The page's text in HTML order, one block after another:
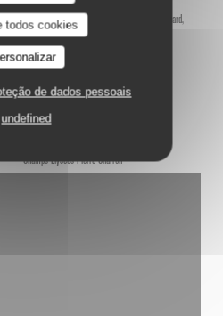
todos cookies
de dados pessoais
undefined
Pagamento sem contato, Eurocard/Mastercard,
Express, Cartão Azul
Champs-Elysées Pierre Charron